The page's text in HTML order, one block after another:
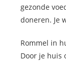
gezonde
doneren. Je
Rommel in
Door je huis